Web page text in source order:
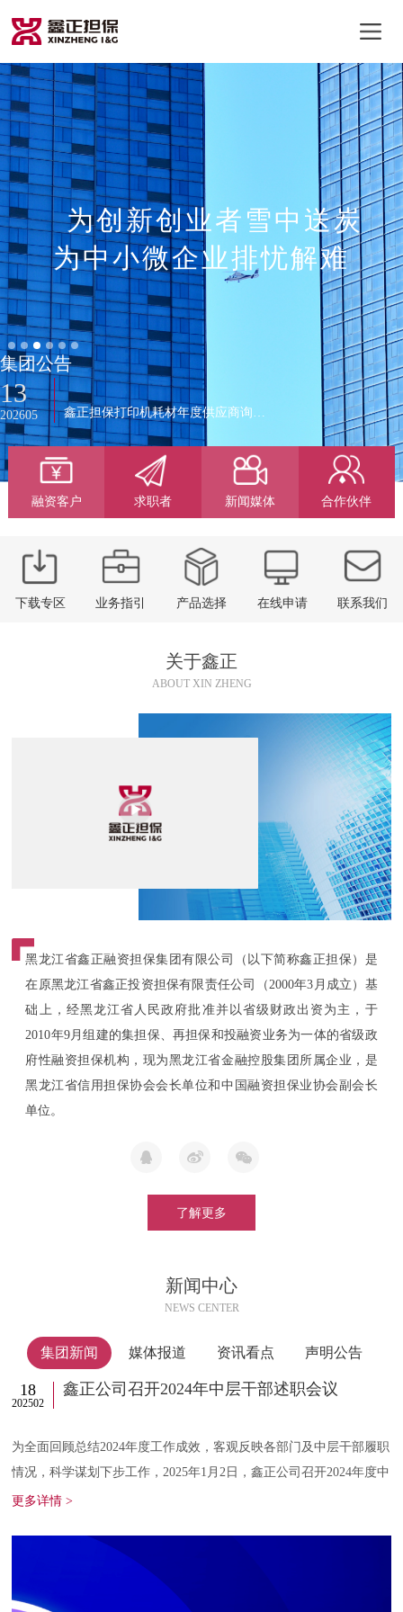
为创新创业者雪中送炭
为中小微企业排忧解难
集团公告
13
202605 鑫正担保打印机耗材年度供应商询价公告
29
202606
20
202605
13
202605 鑫正担保打印机耗材年度供应商询价公告
29
202606 打印机耗材年度供应商询价采购结果公告
融资客户 求职者 新闻媒体 合作伙伴
下载专区 业务指引 产品选择 在线申请 联系我们
关于鑫正
ABOUT XIN ZHENG
黑龙江省鑫正融资担保集团有限公司（以下简称鑫正担保）是
在原黑龙江省鑫正投资担保有限责任公司（2000年3月成立）基
础上，经黑龙江省人民政府批准并以省级财政出资为主，于
2010年9月组建的集担保、再担保和投融资业务为一体的省级政
府性融资担保机构，现为黑龙江省金融控股集团所属企业，是
黑龙江省信用担保协会会长单位和中国融资担保业协会副会长
单位。
了解更多
新闻中心
NEWS CENTER
集团新闻 媒体报道 资讯看点 声明公告
18
202502
鑫正公司召开2024年中层干部述职会议
为全面回顾总结2024年度工作成效，客观反映各部门及中层干部履职
情况，科学谋划下步工作，2025年1月2日，鑫正公司召开2024年度中
层干部述职...
更多详情 >